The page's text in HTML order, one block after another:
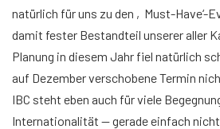
natürlich für uns zu den ‚Must-Have‘-
damit fester Bestandteil unserer aller
Planung in diesem Jahr fiel natürlich
auf Dezember verschobene Termin
IBC steht eben auch für viele
Internationalität — gerade einfach